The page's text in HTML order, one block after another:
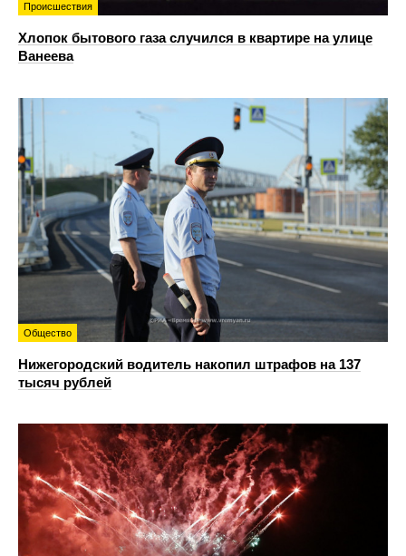
Происшествия
Хлопок бытового газа случился в квартире на улице
Ванеева
Общество
Нижегородский водитель накопил штрафов на 137
тысяч рублей